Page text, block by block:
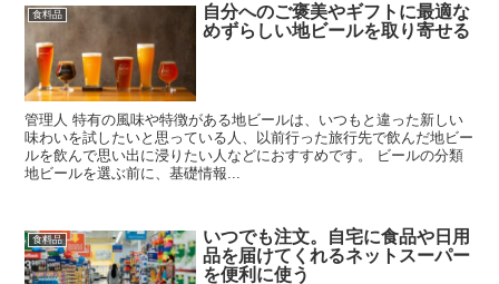
食料品
自分へのご褒美やギフトに最適な
めずらしい地ビールを取り寄せる
管理人 特有の風味や特徴がある地ビールは、いつもと違った新しい
味わいを試したいと思っている人、以前行った旅行先で飲んだ地ビー
ルを飲んで思い出に浸りたい人などにおすすめです。 ビールの分類
地ビールを選ぶ前に、基礎情報...
食料品
いつでも注文。自宅に食品や日用
品を届けてくれるネットスーパー
を便利に使う